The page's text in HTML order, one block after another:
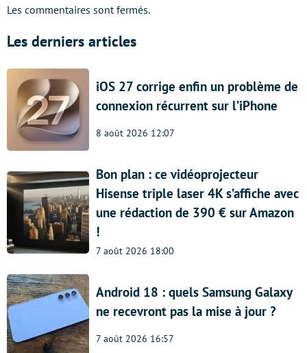
Les commentaires sont fermés.
Les derniers articles
iOS 27 corrige enfin un problème de
connexion récurrent sur l’iPhone
8 août 2026 12:07
Bon plan : ce vidéoprojecteur
Hisense triple laser 4K s’affiche avec
une rédaction de 390 € sur Amazon
!
7 août 2026 18:00
Android 18 : quels Samsung Galaxy
ne recevront pas la mise à jour ?
7 août 2026 16:57